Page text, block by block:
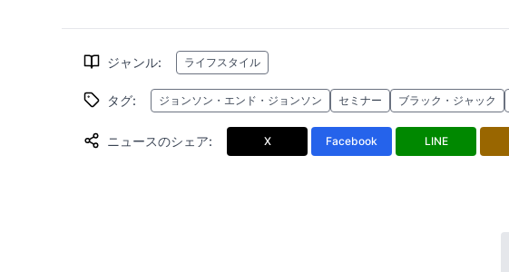
ジャンル: ライフスタイル
タグ: ジョンソン・エンド・ジョンソン セミナー ブラック・ジャック
ニュースのシェア: X Facebook LINE